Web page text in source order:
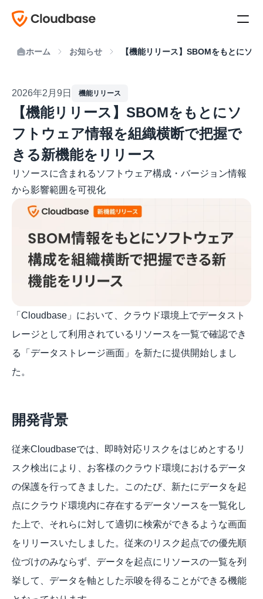
ホーム お知らせ 【機能リリース】SBOMをもとにソ
2026年2月9日 機能リリース
【機能リリース】SBOMをもとにソ
フトウェア情報を組織横断で把握で
きる新機能をリリース
リソースに含まれるソフトウェア構成・バージョン情報
から影響範囲を可視化
「Cloudbase」において、クラウド環境上でデータスト
レージとして利用されているリソースを一覧で確認でき
る「データストレージ画面」を新たに提供開始しまし
た。
開発背景
従来Cloudbaseでは、即時対応リスクをはじめとするリ
スク検出により、お客様のクラウド環境におけるデータ
の保護を行ってきました。このたび、新たにデータを起
点にクラウド環境内に存在するデータソースを一覧化し
た上で、それらに対して適切に検索ができるような画面
をリリースいたしました。従来のリスク起点での優先順
位づけのみならず、データを起点にリソースの一覧を列
挙して、データを軸とした示唆を得ることができる機能